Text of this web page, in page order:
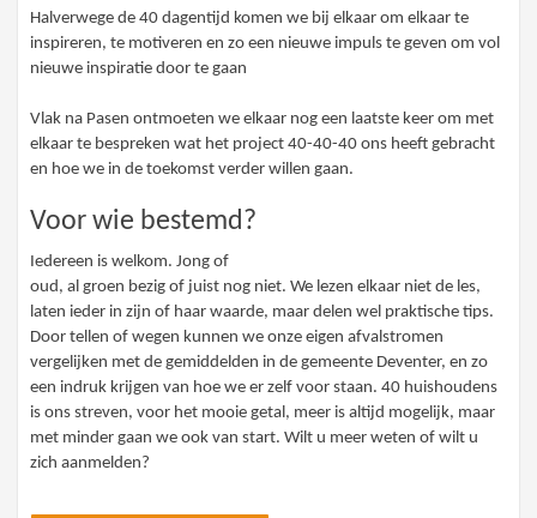
Halverwege de 40 dagentijd komen we bij elkaar om elkaar te
inspireren, te motiveren en zo een nieuwe impuls te geven om vol
nieuwe inspiratie door te gaan
Vlak na Pasen ontmoeten we elkaar nog een laatste keer om met
elkaar te bespreken wat het project 40-40-40 ons heeft gebracht
en hoe we in de toekomst verder willen gaan.
Voor wie bestemd?
Iedereen is welkom. Jong of
oud, al groen bezig of juist nog niet. We lezen elkaar niet de les,
laten ieder in zijn of haar waarde, maar delen wel praktische tips.
Door tellen of wegen kunnen we onze eigen afvalstromen
vergelijken met de gemiddelden in de gemeente Deventer, en zo
een indruk krijgen van hoe we er zelf voor staan. 40 huishoudens
is ons streven, voor het mooie getal, meer is altijd mogelijk, maar
met minder gaan we ook van start. Wilt u meer weten of wilt u
zich aanmelden?